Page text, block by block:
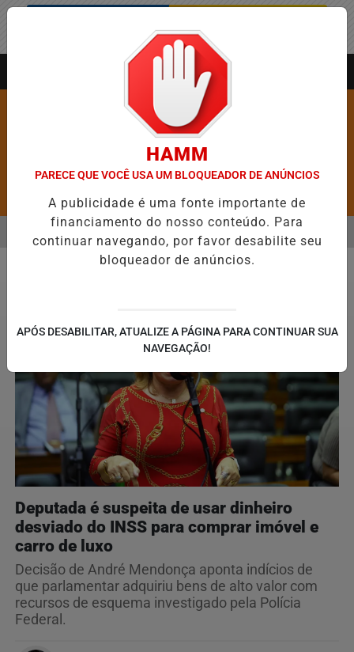
Pesquisar Notícia
EM ALTA
Deputada é suspeita de usar dinheiro
desviado do INSS para comprar imóvel e
carro de luxo
Decisão de André Mendonça aponta indícios de
que parlamentar adquiriu bens de alto valor com
recursos de esquema investigado pela Polícia
Federal.
HAMM
PARECE QUE VOCÊ USA UM BLOQUEADOR DE ANÚNCIOS
A publicidade é uma fonte importante de
financiamento do nosso conteúdo. Para
continuar navegando, por favor desabilite seu
bloqueador de anúncios.
APÓS DESABILITAR, ATUALIZE A PÁGINA PARA CONTINUAR SUA
NAVEGAÇÃO!